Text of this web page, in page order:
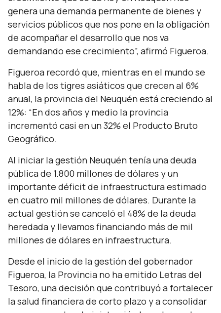
genera una demanda permanente de bienes y
servicios públicos que nos pone en la obligación
de acompañar el desarrollo que nos va
demandando ese crecimiento”, afirmó Figueroa.
Figueroa recordó que, mientras en el mundo se
habla de los tigres asiáticos que crecen al 6%
anual, la provincia del Neuquén está creciendo al
12%: “En dos años y medio la provincia
incrementó casi en un 32% el Producto Bruto
Geográfico.
Al iniciar la gestión Neuquén tenía una deuda
pública de 1.800 millones de dólares y un
importante déficit de infraestructura estimado
en cuatro mil millones de dólares. Durante la
actual gestión se canceló el 48% de la deuda
heredada y llevamos financiando más de mil
millones de dólares en infraestructura.
Desde el inicio de la gestión del gobernador
Figueroa, la Provincia no ha emitido Letras del
Tesoro, una decisión que contribuyó a fortalecer
la salud financiera de corto plazo y a consolidar